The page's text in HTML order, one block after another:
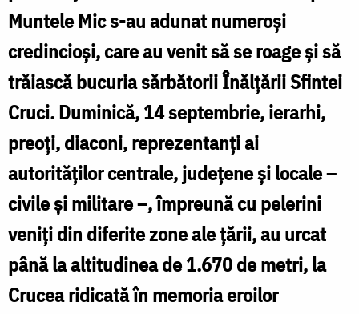
pe
Muntele
Mic
20
de
ani
de
rugăciune
și
jertfă
Muntele Mic s-au adunat numeroși
credincioși, care au venit să se roage și să
trăiască bucuria sărbătorii Înălțării Sfintei
Cruci. Duminică, 14 septembrie, ierarhi,
preoți, diaconi, reprezentanți ai
autorităților centrale, județene și locale –
civile și militare –, împreună cu pelerini
veniți din diferite zone ale țării, au urcat
până la altitudinea de 1.670 de metri, la
Crucea ridicată în memoria eroilor